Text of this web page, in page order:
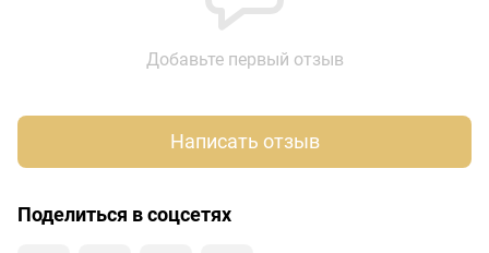
Добавьте первый отзыв
Написать отзыв
Поделиться в соцсетях